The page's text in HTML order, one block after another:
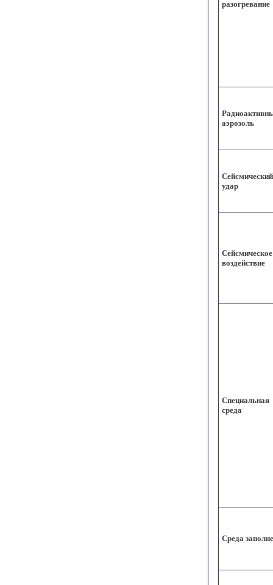
разогревание
аэрозоль
Сейсмический
удар
Сейсмическое
воздействие
Специальная
среда
Среда